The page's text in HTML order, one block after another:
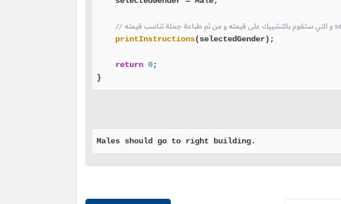
printInstructions(selectedGender);
return 0;
}
Males should go to right building.